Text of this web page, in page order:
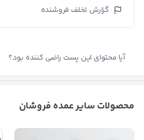
گزارش تخلف فروشنده
آیا محتوای این پست راضی کننده بود؟
محصولات سایر عمده فروشان